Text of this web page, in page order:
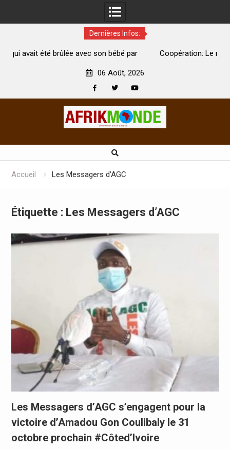
Dernières Infos:
avec son bébé par
Coopération: Le ministre Indien Kirti
06 Août, 2026
Accueil Les Messagers d’AGC
Étiquette : Les Messagers d’AGC
Les Messagers d’AGC s’engagent pour la
victoire d’Amadou Gon Coulibaly le 31
octobre prochain #Côted’Ivoire